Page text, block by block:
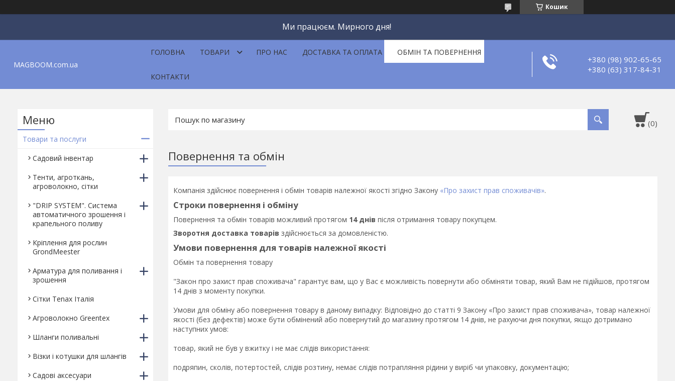
Кошик
Ми працюєм. Мирного дня!
MAGBOOM.com.ua
ГОЛОВНА ТОВАРИ ПРО НАС ДОСТАВКА ТА ОПЛАТА ОБМІН ТА ПОВЕРНЕННЯ
КОНТАКТИ
+380 (98) 902-65-65
+380 (63) 317-84-31
Повернення та обмін
Компанія здійснює повернення і обмін товарів належної якості згідно Закону «Про захист прав споживачів».
Строки повернення і обміну
Повернення та обмін товарів можливий протягом 14 днів після отримання товару покупцем.
Зворотня доставка товарів здійснюється за домовленістю.
Умови повернення для товарів належної якості
Обмін та повернення товару
"Закон про захист прав споживача" гарантує вам, що у Вас є можливість повернути або обміняти товар, який Вам не підійшов, протягом
14 днів з моменту покупки.
Умови для обміну або повернення товару в даному випадку: Відповідно до статті 9 Закону «Про захист прав споживача», товар належної
якості (без дефектів) може бути обмінений або повернутий до магазину протягом 14 днів, не рахуючи дня покупки, якщо дотримано
наступних умов:
товар, який не був у вжитку і не має слідів використання:
подряпин, сколів, потертостей, слідів розтину, немає слідів потрапляння рідини у виріб чи упаковку, документацію;
Товари та послуги
Садовий інвентар
Тенти, агроткань,
агроволокно, сітки
"DRIP SYSTEM". Система
автоматичного зрошення і
крапельного поливу
Кріплення для рослин
GrondMeester
Арматура для поливання і
зрошення
Сітки Tenax Італія
Агроволокно Greentex
Шланги поливальні
Візки і котушки для шлангів
Садові аксесуари